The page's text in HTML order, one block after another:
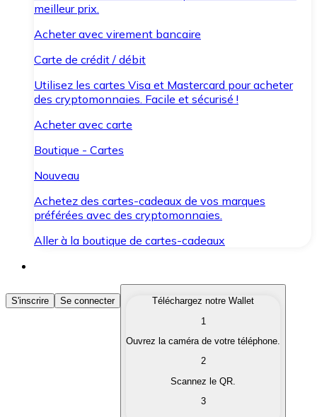
meilleur prix.
Acheter avec virement bancaire
Carte de crédit / débit
Utilisez les cartes Visa et Mastercard pour acheter
des cryptomonnaies. Facile et sécurisé !
Acheter avec carte
Boutique - Cartes
Nouveau
Achetez des cartes-cadeaux de vos marques
préférées avec des cryptomonnaies.
Aller à la boutique de cartes-cadeaux
Acheter des Cryptomonnaies
Achetez les cryptomonnaies qui vous intéressent
Convertissez vos cryptomonnaies en monnaie
S'inscrire Se connecter
Téléchargez notre Wallet
1
Ouvrez la caméra de votre téléphone.
2
Scannez le QR.
3